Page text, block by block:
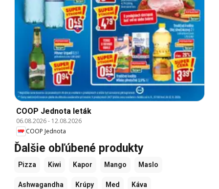
COOP Jednota leták
06.08.2026- 12.08.2026
COOP Jednota
Ďalšie obľúbené produkty
Pizza Kiwi Kapor Mango Maslo
Ashwagandha Krúpy Med Káva